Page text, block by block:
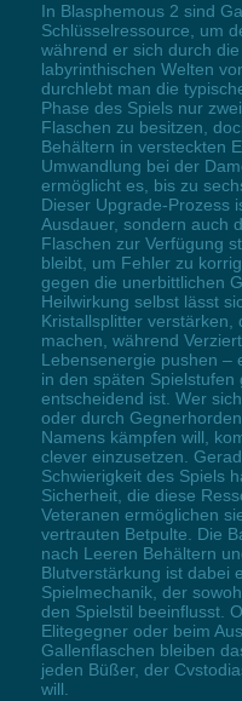
In Blasphemous 2 sind
Schlüsselressource, um
während er sich durch
labyrinthischen Welten
durchlebt man die
Phase des Spiels nur
Flaschen zu besitzen,
Behältern in versteckten
Umwandlung bei der
ermöglicht es, bis zu
Dieser Upgrade-Prozess
Ausdauer, sondern auch
Flaschen zur Verfügung
bleibt, um Fehler zu
gegen die unerbittlichen
Heilwirkung selbst lässt
Kristallsplitter verstärken,
machen, während
Lebensenergie pushen –
in den späten
entscheidend ist. Wer
oder durch
Namens kämpfen will,
clever einzusetzen.
Schwierigkeit des Spiels
Sicherheit, die diese
Veteranen ermöglichen
vertrauten Betpulte. Die
nach Leeren Behältern
Blutverstärkung ist dabei
Spielmechanik, der
den Spielstil beeinflusst.
Elitegegner oder beim
Gallenflaschen bleiben
jeden Büßer, der
will.